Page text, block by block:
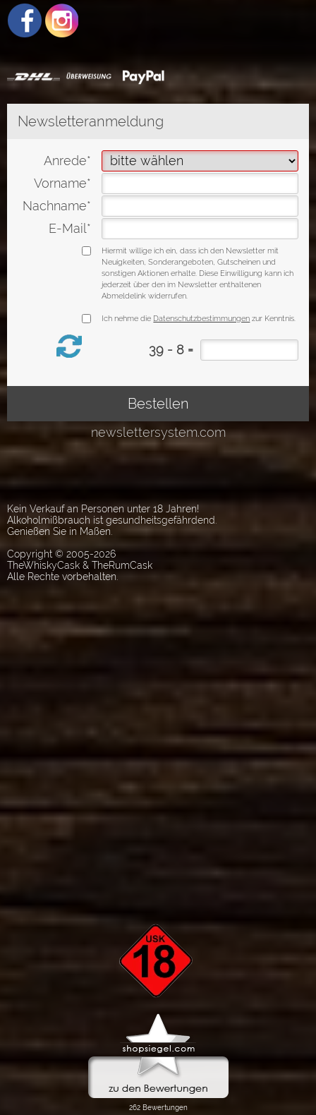
Kein Verkauf an Personen unter 18 Jahren!
Alkoholmißbrauch ist gesundheitsgefährdend.
Genießen Sie in Maßen.
Copyright © 2005-2026
TheWhiskyCask & TheRumCask
Alle Rechte vorbehalten.